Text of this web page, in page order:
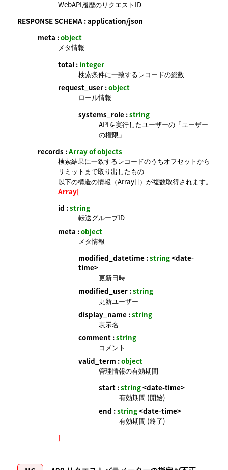
WebAPI履歴のリクエストID
RESPONSE SCHEMA :application/json
meta :object
メタ情報
total : integer
検索条件に一致するレコードの総数
request_user :object
ロール情報
systems_role :string
APIを実行したユーザーの「ユーザー
の権限」
records :Array of objects
検索結果に一致するレコードのうちオフセットから
リミットまで取り出したもの
以下の構造の情報（Array[]）が複数取得されます。
Array[
id :string
転送グループID
meta :object
メタ情報
modified_datetime :string<date-
time>
更新日時
modified_user :string
更新ユーザー
display_name :string
表示名
comment :string
コメント
valid_term :object
管理情報の有効期間
start :string<date-time>
有効期間 (開始)
end :string<date-time>
有効期間 (終了)
]